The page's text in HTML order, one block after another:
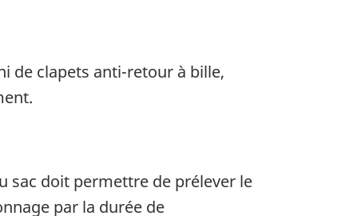
de clapets anti-retour à bille,
sac doit permettre de prélever le
par la durée de